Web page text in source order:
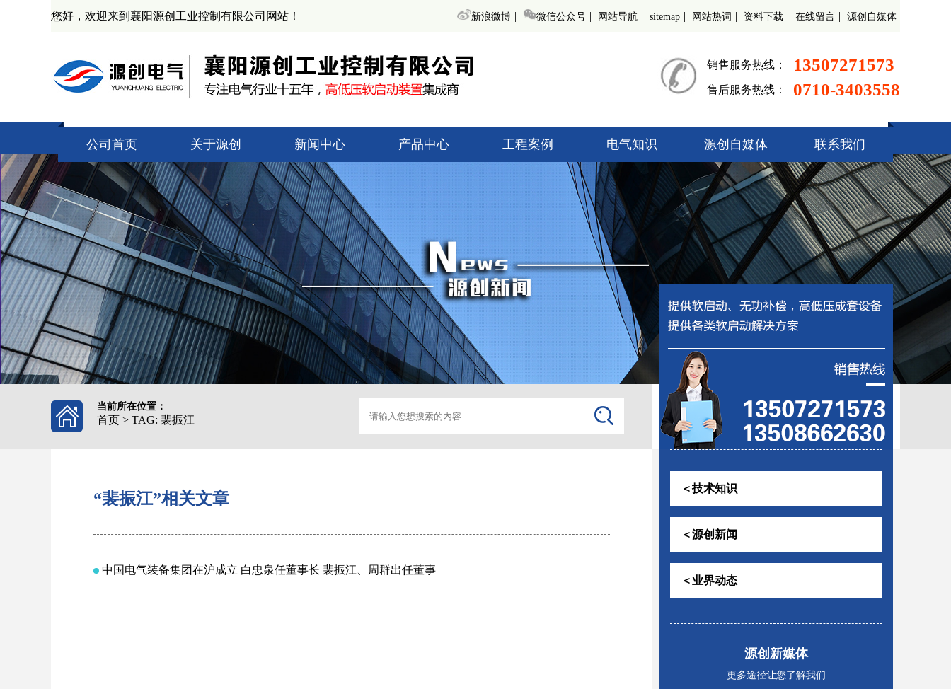
您好，欢迎来到襄阳源创工业控制有限公司网站！ 新浪微博 | 微信公众号 | 网站导航 | sitemap | 网站热词 | 资料下载 | 在线留言 | 源创自媒体
销售服务热线： 13507271573
售后服务热线： 0710-3403558
公司首页 关于源创
公司简介
资质证书
产业基地
企业文化
新闻中心
技术知识
源创新闻
业界动态
产品中心
无功补偿装置
变频调速器
高低压开关柜
箱变监控助磨
工程案例 电气知识
高低压起动柜
无功补偿装置
变频调速器
高低压开关柜
箱变监控助磨
源创自媒体 联系我们
当前所在位置：
首页 > TAG: 裴振江
＜技术知识
＜源创新闻
＜业界动态
源创新媒体
更多途径让您了解我们
“裴振江”相关文章
中国电气装备集团在沪成立 白忠泉任董事长 裴振江、周群出任董事